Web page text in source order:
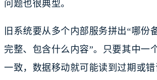
问题也很典型。
旧系统要从多个内部服务拼出“哪份
完整、包含什么内容”。只要其中一
一致，数据移动就可能读到过期或